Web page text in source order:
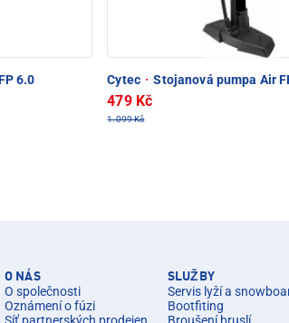
6.0 Cytec · Stojanová pumpa Air
479 Kč
1.099 Kč
O NÁS
O společnosti
Oznámení o fúzi
SLUŽBY
Servis lyží a
Bootfiting